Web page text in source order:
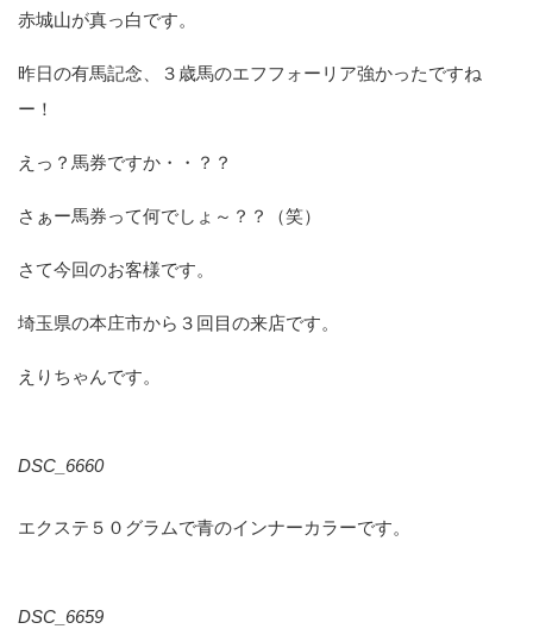
赤城山が真っ白です。
昨日の有馬記念、３歳馬のエフフォーリア強かったですね
ー！
えっ？馬券ですか・・？？
さぁー馬券って何でしょ～？？（笑）
さて今回のお客様です。
埼玉県の本庄市から３回目の来店です。
えりちゃんです。
DSC_6660
エクステ５０グラムで青のインナーカラーです。
DSC_6659